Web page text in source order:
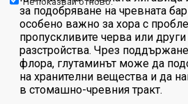
за подобряване на чревната
особено важно за хора с
пропускливите черва или
разстройства. Чрез
флора, глутаминът може да
на хранителни вещества и да
в стомашно-чревния тракт.